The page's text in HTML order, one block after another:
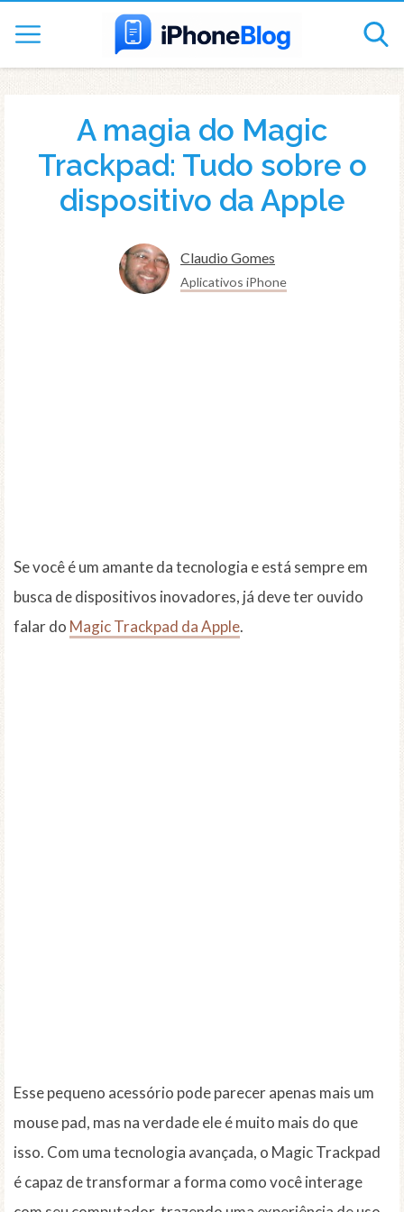
A magia do Magic
Trackpad: Tudo sobre o
dispositivo da Apple
Claudio Gomes
Aplicativos iPhone
Se você é um amante da tecnologia e está sempre em
busca de dispositivos inovadores, já deve ter ouvido
falar do Magic Trackpad da Apple.
Esse pequeno acessório pode parecer apenas mais um
mouse pad, mas na verdade ele é muito mais do que
isso. Com uma tecnologia avançada, o Magic Trackpad
é capaz de transformar a forma como você interage